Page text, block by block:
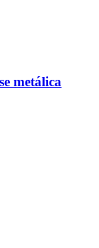
metálica